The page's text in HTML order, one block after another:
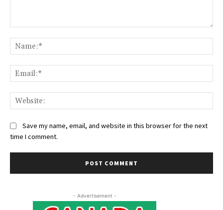
Save my name, email, and website in this browser for the next
time I comment.
- Advertisement -